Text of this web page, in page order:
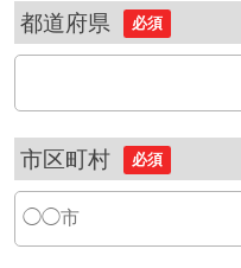
都道府県 必須
市区町村 必須